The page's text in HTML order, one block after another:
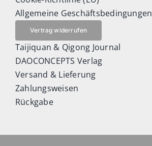
Allgemeine Geschäftsbedingungen
Vertrag widerrufen
Taijiquan & Qigong Journal
DAOCONCEPTS Verlag
Versand & Lieferung
Zahlungsweisen
Rückgabe